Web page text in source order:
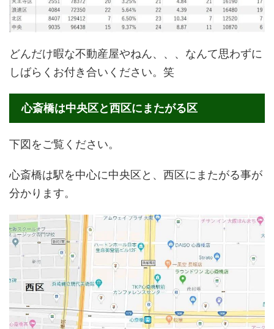
どんだけ暇な不動産屋やねん、、、なんて思わずに
しばらくお付き合いください。笑
心斎橋は中央区と西区にまたがる区
下図をご覧ください。
心斎橋は駅を中心に中央区と、西区にまたがる事が
分かります。